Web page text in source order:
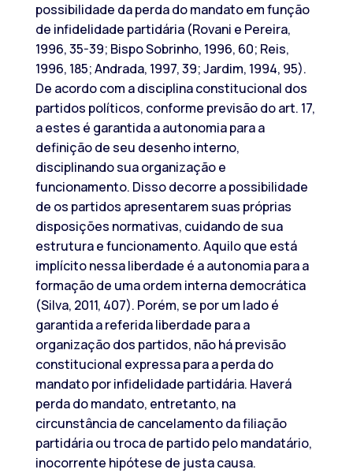
possibilidade da perda do mandato em função
de infidelidade partidária (Rovani e Pereira,
1996, 35-39; Bispo Sobrinho, 1996, 60; Reis,
1996, 185; Andrada, 1997, 39; Jardim, 1994, 95).
De acordo com a disciplina constitucional dos
partidos políticos, conforme previsão do art. 17,
a estes é garantida a autonomia para a
definição de seu desenho interno,
disciplinando sua organização e
funcionamento. Disso decorre a possibilidade
de os partidos apresentarem suas próprias
disposições normativas, cuidando de sua
estrutura e funcionamento. Aquilo que está
implícito nessa liberdade é a autonomia para a
formação de uma ordem interna democrática
(Silva, 2011, 407). Porém, se por um lado é
garantida a referida liberdade para a
organização dos partidos, não há previsão
constitucional expressa para a perda do
mandato por infidelidade partidária. Haverá
perda do mandato, entretanto, na
circunstância de cancelamento da filiação
partidária ou troca de partido pelo mandatário,
inocorrente hipótese de justa causa.